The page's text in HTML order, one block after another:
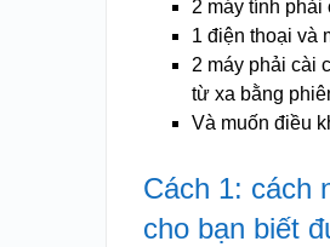
2 máy tính phải
1 điện thoại và
2 máy phải cài
từ xa bằng
Và muốn điều
Cách 1: cách
cho bạn biết